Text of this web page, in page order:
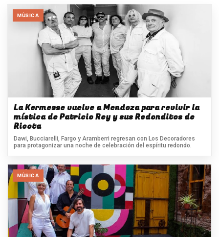
MÙSICA
La Kermesse vuelve a Mendoza para revivir la
mística de Patricio Rey y sus Redonditos de
Ricota
Dawi, Bucciarelli, Fargo y Aramberri regresan con Los Decoradores
para protagonizar una noche de celebración del espíritu redondo.
MÙSICA